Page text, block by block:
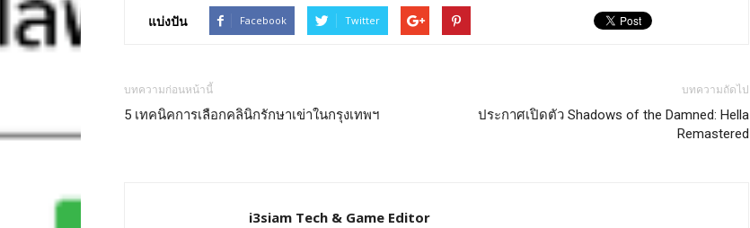
แบ่งปัน Facebook Twitter
บทความก่อนหน้านี้
5 เทคนิคการเลือกคลินิกรักษาเข่าในกรุงเทพฯ
บทความถัดไป
ประกาศเปิดตัว Shadows of the Damned: Hella
Remastered
i3siam Tech & Game Editor